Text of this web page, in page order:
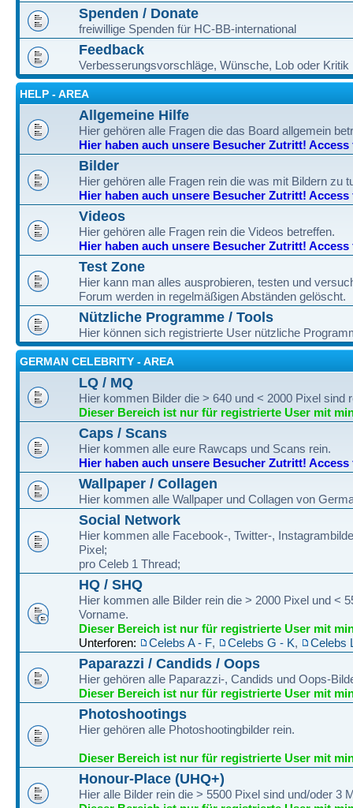
Spenden / Donate
freiwillige Spenden für HC-BB-international
Feedback
Verbesserungsvorschläge, Wünsche, Lob oder Kritik
HELP - AREA
Allgemeine Hilfe
Hier gehören alle Fragen die das Board allgemein
Hier haben auch unsere Besucher Zutritt!
Bilder
Hier gehören alle Fragen rein die was mit Bildern zu
Hier haben auch unsere Besucher Zutritt!
Videos
Hier gehören alle Fragen rein die Videos betreffen.
Hier haben auch unsere Besucher Zutritt!
Test Zone
Hier kann man alles ausprobieren, testen und
Forum werden in regelmäßigen Abständen gelöscht.
Nützliche Programme / Tools
Hier können sich registrierte User nützliche
GERMAN CELEBRITY - AREA
LQ / MQ
Hier kommen Bilder die > 640 und < 2000 Pixel sind
Dieser Bereich ist nur für registrierte User mit
Caps / Scans
Hier kommen alle eure Rawcaps und Scans rein.
Hier haben auch unsere Besucher Zutritt!
Wallpaper / Collagen
Hier kommen alle Wallpaper und Collagen von
Social Network
Hier kommen alle Facebook-, Twitter-,
Pixel;
pro Celeb 1 Thread;
HQ / SHQ
Hier kommen alle Bilder rein die > 2000 Pixel und <
Vorname.
Dieser Bereich ist nur für registrierte User mit
Unterforen:
Celebs A - F, Celebs G - K, Celebs
Paparazzi / Candids / Oops
Hier gehören alle Paparazzi-, Candids und Oops-
Dieser Bereich ist nur für registrierte User mit
Photoshootings
Hier gehören alle Photoshootingbilder rein.
Dieser Bereich ist nur für registrierte User mit
Honour-Place (UHQ+)
Hier alle Bilder rein die > 5500 Pixel sind und/oder 3